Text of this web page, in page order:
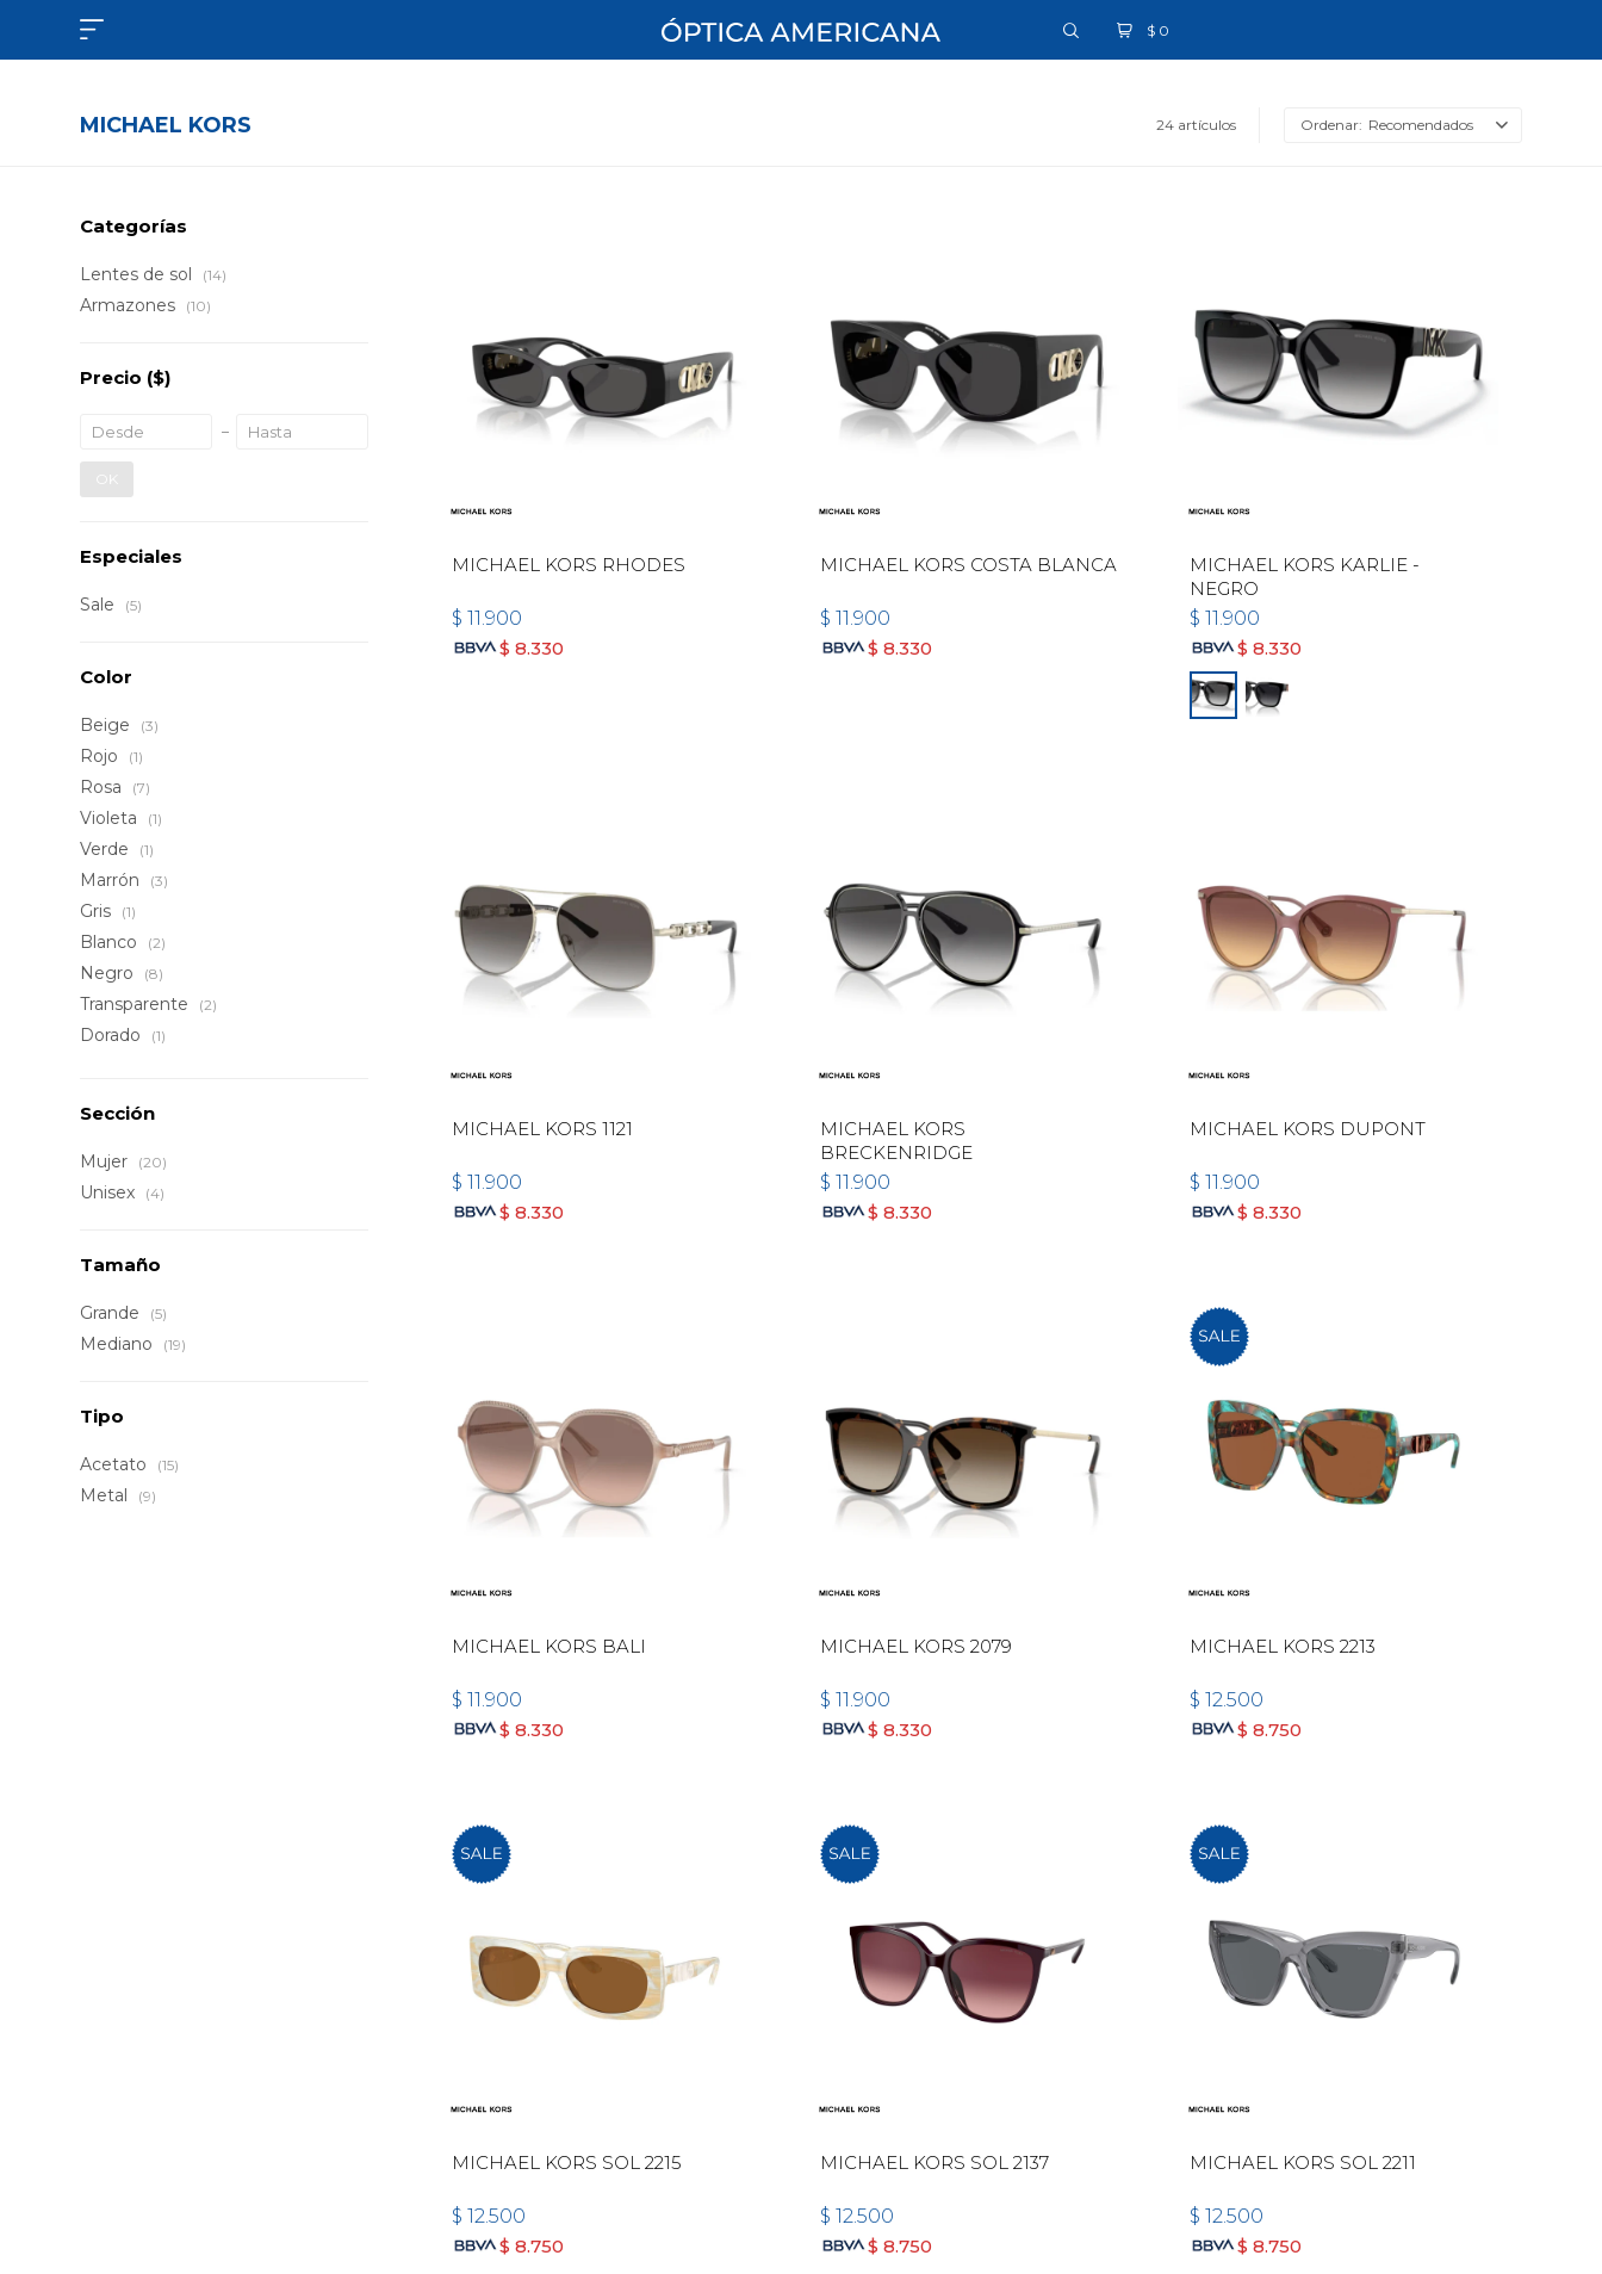
$ 0

MICHAEL KORS 24 artículos Recomendados
MICHAEL KORS RHODES
$ 11.900
$ 8.330
MICHAEL KORS COSTA BLANCA
$ 11.900
$ 8.330
MICHAEL KORS KARLIE -
NEGRO
$ 11.900
$ 8.330
MICHAEL KORS 1121
$ 11.900
$ 8.330
MICHAEL KORS
BRECKENRIDGE
$ 11.900
$ 8.330
MICHAEL KORS DUPONT
$ 11.900
$ 8.330
MICHAEL KORS BALI
$ 11.900
$ 8.330
MICHAEL KORS 2079
$ 11.900
$ 8.330
MICHAEL KORS 2213
$ 12.500
$ 8.750
MICHAEL KORS SOL 2215
$ 12.500
$ 8.750
MICHAEL KORS SOL 2137
$ 12.500
$ 8.750
MICHAEL KORS SOL 2211
$ 12.500
$ 8.750
Categorías
Lentes de sol (14)
Armazones (10)
Precio ($)
OK
Especiales
Sale (5)
Color
Beige (3)
Rojo (1)
Rosa (7)
Violeta (1)
Verde (1)
Marrón (3)
Gris (1)
Blanco (2)
Negro (8)
Transparente (2)
Dorado (1)
Sección
Mujer (20)
Unisex (4)
Tamaño
Grande (5)
Mediano (19)
Tipo
Acetato (15)
Metal (9)